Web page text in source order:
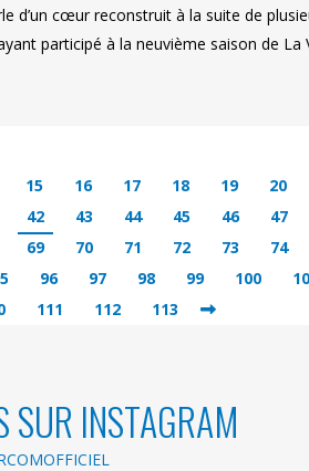
d’un cœur reconstruit à la suite de
participé à la neuvième saison de
15 16 17 18 19 20
42 43 44 45 46 47
69 70 71 72 73 74
96 97 98 99 100
111 112 113
SUR INSTAGRAM